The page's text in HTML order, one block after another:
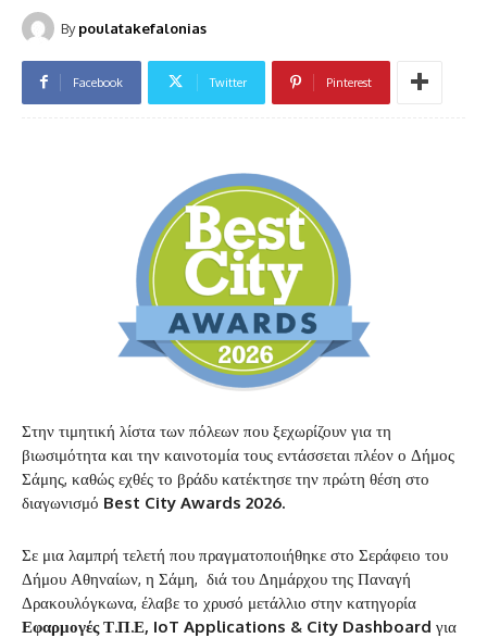
By poulatakefalonias
Facebook Twitter Pinterest
Στην τιμητική λίστα των πόλεων που ξεχωρίζουν για τη
βιωσιμότητα και την καινοτομία τους εντάσσεται πλέον ο Δήμος
Σάμης, καθώς εχθές το βράδυ κατέκτησε την πρώτη θέση στο
διαγωνισμό Best City Awards 2026.
Σε μια λαμπρή τελετή που πραγματοποιήθηκε στο Σεράφειο του
Δήμου Αθηναίων, η Σάμη, διά του Δημάρχου της Παναγή
Δρακουλόγκωνα, έλαβε το χρυσό μετάλλιο στην κατηγορία
Εφαρμογές Τ.Π.Ε, IoT Applications & City Dashboard για